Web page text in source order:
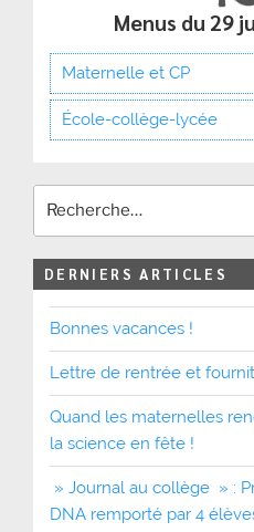
Menus du 29
Maternelle et CP
École-collège-lycée
DERNIERS ARTICLES
Bonnes vacances !
Lettre de rentrée et
Quand les maternelles
la science en fête !
» Journal au collège » :
DNA remporté par 4